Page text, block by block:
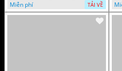
Miễn phí
TẢI VỀ